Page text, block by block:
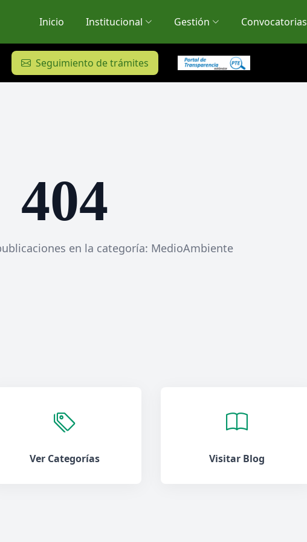
Inicio Institucional Gestión Convocatorias
Seguimiento de trámites
404
en la categoría: MedioAmbiente
Ver Categorías Visitar Blog